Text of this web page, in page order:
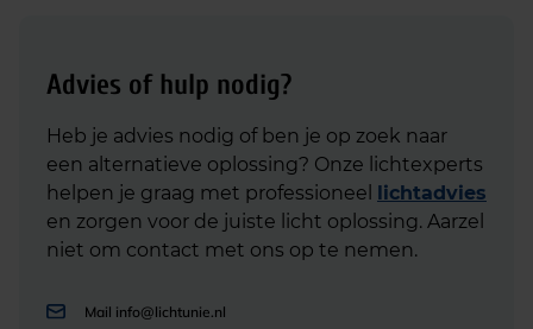
Advies of hulp nodig?
Heb je advies nodig of ben je op zoek naar
een alternatieve oplossing? Onze lichtexperts
helpen je graag met professioneel lichtadvies
en zorgen voor de juiste licht oplossing. Aarzel
niet om contact met ons op te nemen.
Mail info@lichtunie.nl